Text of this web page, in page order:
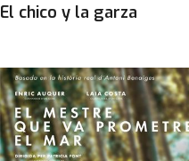
El chico y la garza